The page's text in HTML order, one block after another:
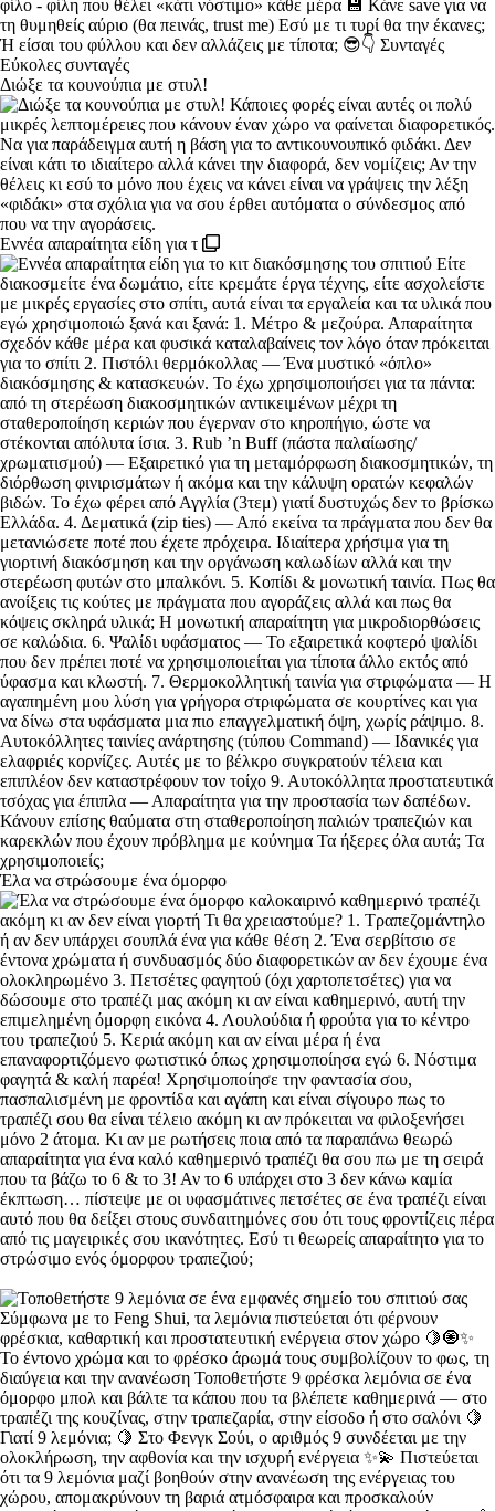
Διώξε τα κουνούπια με στυλ!
Εννέα απαραίτητα είδη για τ
Έλα να στρώσουμε ένα όμορφο